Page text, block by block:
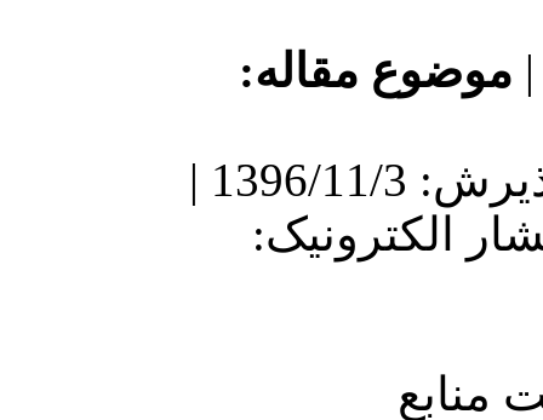
مقاله:
دریافت: 1396/4/17 | پذیرش: 1396/11/3 |
الکترونیک: